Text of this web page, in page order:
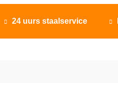
 24 uurs staalservice 